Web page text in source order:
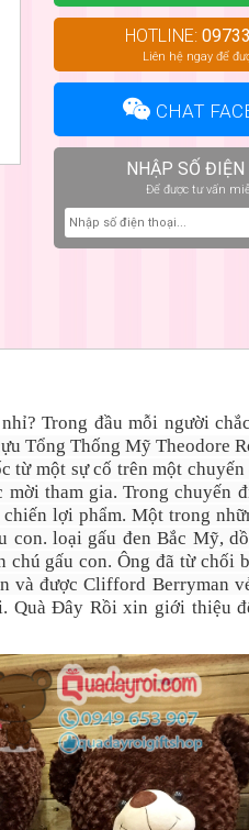
HOTLINE:
Liên hệ ngay để
CHAT
NHẬP SỐ ĐIỆN
Để được tư vấn
Trong đầu mỗi người
Tổng Thống Mỹ Theodore
từ một sự cố trên một
tham gia. Trong chuyến
lợi phẩm. Một trong
loại gấu đen Bắc Mỹ,
gấu con. Ông đã từ chối
và được Clifford Berryman
Quà Đây Rồi xin giới thiệu